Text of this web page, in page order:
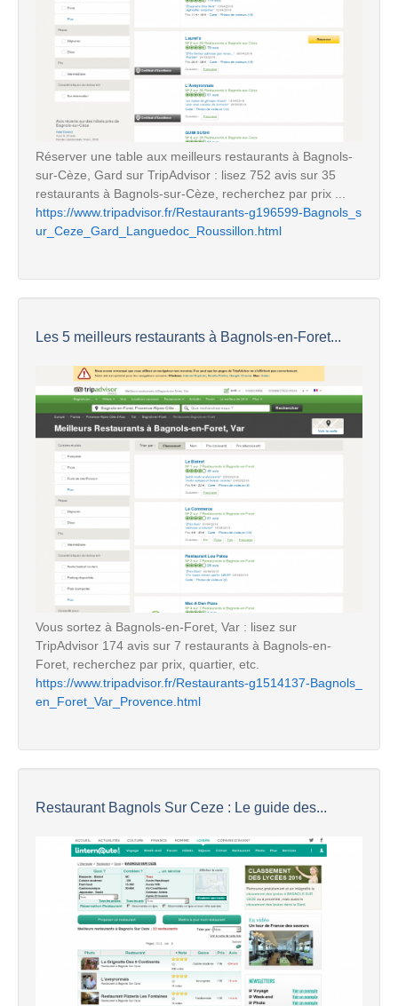
Réserver une table aux meilleurs restaurants à Bagnols-
sur-Cèze, Gard sur TripAdvisor : lisez 752 avis sur 35
restaurants à Bagnols-sur-Cèze, recherchez par prix ...
https://www.tripadvisor.fr/Restaurants-g196599-Bagnols_s
ur_Ceze_Gard_Languedoc_Roussillon.html
Les 5 meilleurs restaurants à Bagnols-en-Foret...
Vous sortez à Bagnols-en-Foret, Var : lisez sur
TripAdvisor 174 avis sur 7 restaurants à Bagnols-en-
Foret, recherchez par prix, quartier, etc.
https://www.tripadvisor.fr/Restaurants-g1514137-Bagnols_
en_Foret_Var_Provence.html
Restaurant Bagnols Sur Ceze : Le guide des...